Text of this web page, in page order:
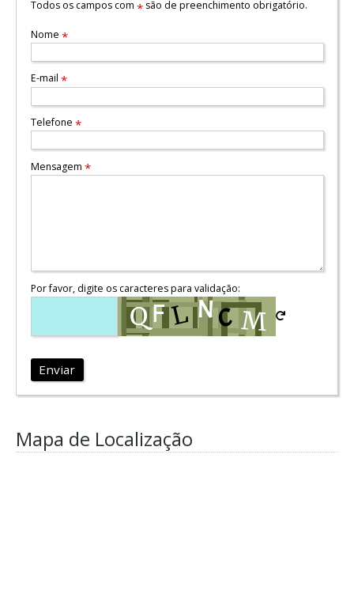
Todos os campos com *são de preenchimento obrigatório.
Nome *
E-mail *
Telefone *
Mensagem *
Por favor, digite os caracteres para validação:
Enviar
Mapa de Localização